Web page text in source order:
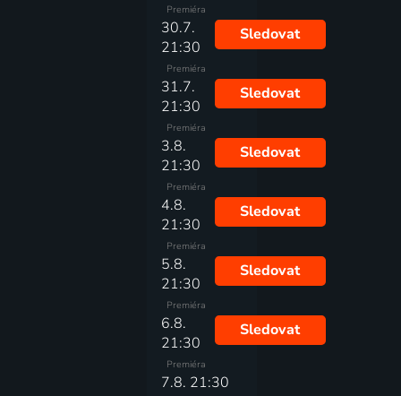
Premiéra
30.7.
21:30
Premiéra
Sledovat
31.7.
21:30
Premiéra
Sledovat
3.8.
21:30
Premiéra
Sledovat
4.8.
21:30
Premiéra
Sledovat
5.8.
21:30
Premiéra
Sledovat
6.8.
21:30
Premiéra
Sledovat
7.8. 21:30